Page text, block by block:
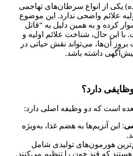
یکی از انواع سرطان‌های تهاجمی
علائم واضحی ندارد. این موضوع
کرده و به همین دلیل به “قاتل
این حال، شناخت علائم اولیه و
آن‌ها، می‌تواند نقش حیاتی در
داشته باشد.
دارد؟
است که دو وظیفه اصلی دارد:
: این آنزیم‌ها به هضم غذا، به‌ویژه
هورمون‌های تولیدی شامل
هستند که قند خون را تنظیم می‌کنند.